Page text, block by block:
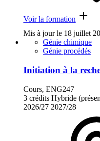
Voir la formation
Mis à jour le 18 juillet
Génie chimique
Génie procédés
Initiation à la
Cours, ENG247
3 crédits Hybride
2026/27 2027/28